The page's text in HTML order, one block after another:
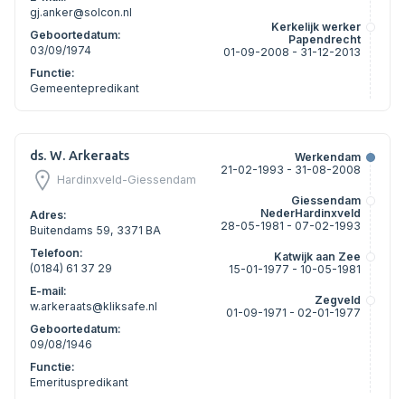
gj.anker@solcon.nl
Geboortedatum:
03/09/1974
Functie:
Gemeentepredikant
Kerkelijk werker
Papendrecht
01-09-2008 - 31-12-2013
ds. W. Arkeraats
Hardinxveld-Giessendam
Adres:
Buitendams 59, 3371 BA
Telefoon:
(0184) 61 37 29
E-mail:
w.arkeraats@kliksafe.nl
Geboortedatum:
09/08/1946
Functie:
Emerituspredikant
Werkendam
21-02-1993 - 31-08-2008
Giessendam
NederHardinxveld
28-05-1981 - 07-02-1993
Katwijk aan Zee
15-01-1977 - 10-05-1981
Zegveld
01-09-1971 - 02-01-1977